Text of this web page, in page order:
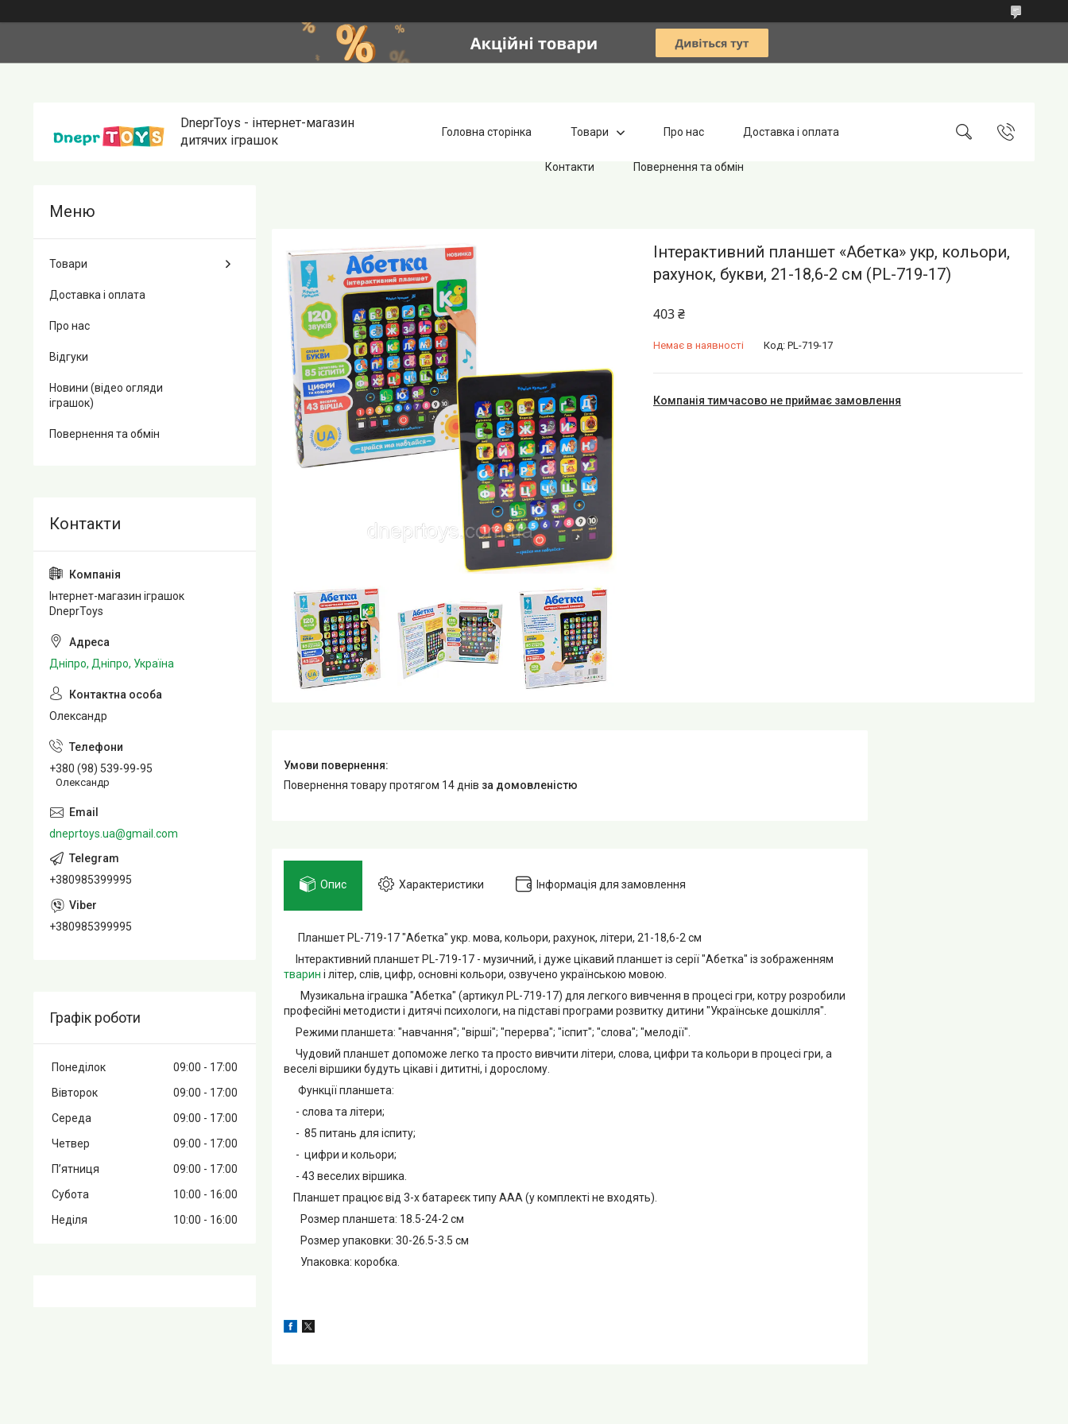
DneprToys - інтернет-магазин
дитячих іграшок
Головна сторінка Товари Про нас Доставка і оплата
Контакти Повернення та обмін
Інтерактивний планшет «Абетка» укр, кольори,
рахунок, букви, 21-18,6-2 см (PL-719-17)
403 ₴
Немає в наявності Код: PL-719-17
Компанія тимчасово не приймає замовлення
повернення товару протягом 14 днів за домовленістю
Опис Характеристики Інформація для замовлення
Планшет PL-719-17 "Абетка" укр. мова, кольори, рахунок, літери, 21-18,6-2 см
Інтерактивний планшет PL-719-17 - музичний, і дуже цікавий планшет із серії "Абетка" із зображенням
тварин і літер, слів, цифр, основні кольори, озвучено українською мовою.
Музикальна іграшка "Абетка" (артикул PL-719-17) для легкого вивчення в процесі гри, котру розробили
професійні методисти і дитячі психологи, на підставі програми розвитку дитини "Українське дошкілля".
Режими планшета: "навчання"; "вірші"; "перерва"; "іспит"; "слова"; "мелодії".
Чудовий планшет допоможе легко та просто вивчити літери, слова, цифри та кольори в процесі гри, а
веселі віршики будуть цікаві і дититні, і дорослому.
Функції планшета:
- слова та літери;
- 85 питань для іспиту;
- цифри и кольори;
- 43 веселих віршика.
Планшет працює від 3-х батареєк типу ААA (у комплекті не входять).
Розмер планшета: 18.5-24-2 см
Розмер упаковки: 30-26.5-3.5 см
Упаковка: коробка.
Товари
Доставка і оплата
Про нас
Відгуки
Новини (відео огляди
іграшок)
Повернення та обмін
Інтернет-магазин іграшок
DneprToys
Дніпро, Дніпро, Україна
Олександр
+380 (98) 539-99-95
Олександр
dneprtoys.ua@gmail.com
+380985399995
+380985399995
Графік роботи
Понеділок 09:00
17:00
Вівторок
09:00
17:00
Середа
09:00
17:00
Четвер
09:00
17:00
Пʼятниця
09:00
17:00
Субота
10:00
16:00
Неділя
10:00 16:00